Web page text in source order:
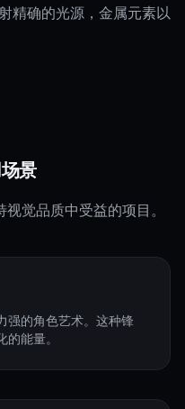
精确的光源，金属元素以
景
觉品质中受益的项目。
强的角色艺术。这种锋
能量。